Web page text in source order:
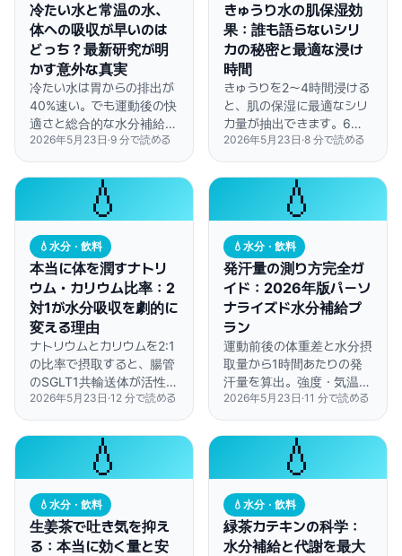
冷たい水と常温の水、
体への吸収が早いのは
どっち？最新研究が明
かす意外な真実
冷たい水は胃からの排出が
40%速い。でも運動後の快
適さと総合的な水分補給効
率では常温水に軍配が上が
ります。
2026年5月23日 ·9 分で読める
きゅうり水の肌保湿効
果：誰も語らないシリ
カの秘密と最適な浸け
時間
きゅうりを2〜4時間浸ける
と、肌の保湿に最適なシリ
カ量が抽出できます。6時
間を超えると苦味成分が溶
け出すので要注意。
2026年5月23日 ·8 分で読める
💧
💧 水分・飲料
本当に体を潤すナトリ
ウム・カリウム比率：2
対1が水分吸収を劇的に
変える理由
ナトリウムとカリウムを2:1
の比率で摂取すると、腸管
のSGLT1共輸送体が活性化
され、水だけを飲む場合と
比べて約3倍速く水分が細
胞に取り込まれます。
2026年5月23日 ·12 分で読める
💧
💧 水分・飲料
発汗量の測り方完全ガ
イド：2026年版パーソ
ナライズド水分補給プ
ラン
運動前後の体重差と水分摂
取量から1時間あたりの発
汗量を算出。強度・気温別
に複数回テストして、自分
だけの水分補給プランを作
成できます。
2026年5月23日 ·11 分で読める
💧
💧 水分・飲料
生姜茶で吐き気を抑え
る：本当に効く量と安
💧
💧 水分・飲料
緑茶カテキンの科学：
水分補給と代謝を最大